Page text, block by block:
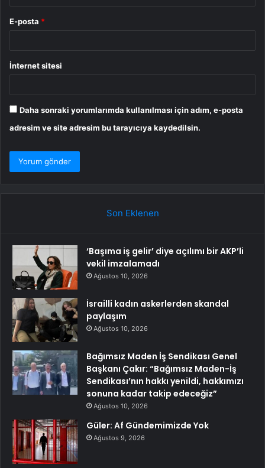
E-posta *
İnternet sitesi
Daha sonraki yorumlarımda kullanılması için adım, e-posta
adresim ve site adresim bu tarayıcıya kaydedilsin.
Son Eklenen
‘Başıma iş gelir’ diye açılımı bir AKP’li
vekil imzalamadı
Ağustos 10, 2026
İsrailli kadın askerlerden skandal
paylaşım
Ağustos 10, 2026
Bağımsız Maden İş Sendikası Genel
Başkanı Çakır: “Bağımsız Maden-İş
Sendikası’nın hakkı yenildi, hakkımızı
sonuna kadar takip edeceğiz”
Ağustos 10, 2026
Güler: Af Gündemimizde Yok
Ağustos 9, 2026